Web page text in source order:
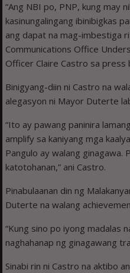
“Ang NBI po, PNP, kung may
kasinungalingang ibinibigkas
ang dapat na mag-imbestiga
Communications Office
Officer Claire Castro sa press
Binigyang-diin ni Castro na
alegasyon ni Mayor Duterte
“Ito ay pawang paninira
amplify sa kaniyang mga
Pangulo ay walang ginagawa.
katotohanan,” ani Castro.
Pinabulaanan din ng
Duterte na walang
“Kung sino po iyong madalas
naghahanap ng ginagawang
Sinabi rin ni Castro na aktibo